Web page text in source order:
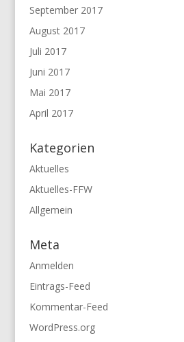
September 2017
August 2017
Juli 2017
Juni 2017
Mai 2017
April 2017
Kategorien
Aktuelles
Aktuelles-FFW
Allgemein
Meta
Anmelden
Eintrags-Feed
Kommentar-Feed
WordPress.org